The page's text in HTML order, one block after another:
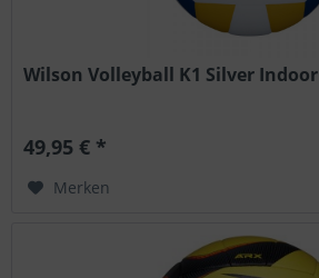
Wilson Volleyball K1 Silver Indoor
49,95 € *
Merken